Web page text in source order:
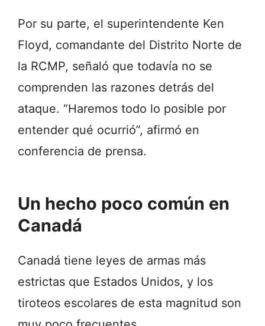
Por su parte, el superintendente Ken
Floyd, comandante del Distrito Norte de
la RCMP, señaló que todavía no se
comprenden las razones detrás del
ataque. “Haremos todo lo posible por
entender qué ocurrió”, afirmó en
conferencia de prensa.
Un hecho poco común en
Canadá
Canadá tiene leyes de armas más
estrictas que Estados Unidos, y los
tiroteos escolares de esta magnitud son